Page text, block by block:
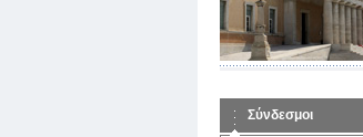
Σύνδεσμοι